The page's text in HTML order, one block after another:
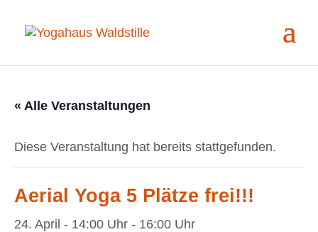
« Alle Veranstaltungen
Diese Veranstaltung hat bereits stattgefunden.
Aerial Yoga 5 Plätze frei!!!
24. April - 14:00 Uhr - 16:00 Uhr